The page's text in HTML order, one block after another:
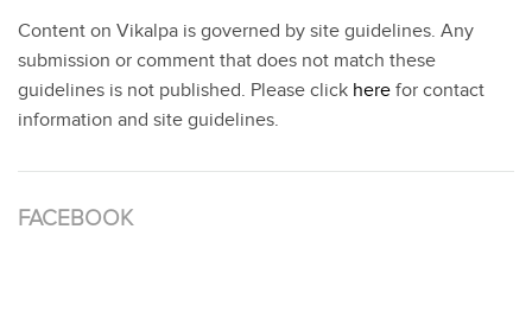
Content on Vikalpa is governed by site guidelines. Any
submission or comment that does not match these
guidelines is not published. Please click here for contact
information and site guidelines.
FACEBOOK